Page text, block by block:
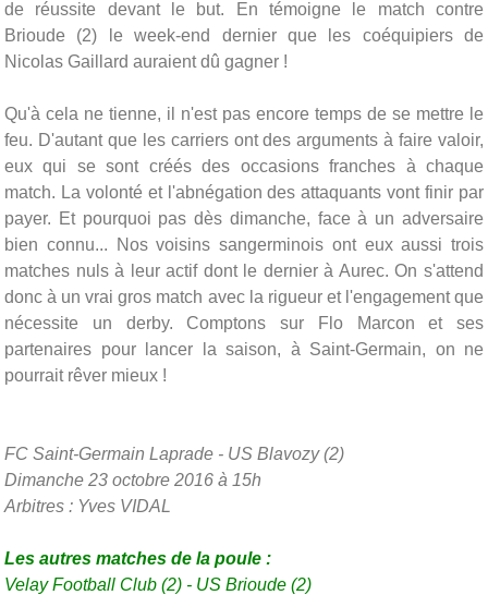
de réussite devant le but. En témoigne le match contre
Brioude (2) le week-end dernier que les coéquipiers de
Nicolas Gaillard auraient dû gagner !
Qu'à cela ne tienne, il n'est pas encore temps de se mettre le
feu. D'autant que les carriers ont des arguments à faire valoir,
eux qui se sont créés des occasions franches à chaque
match. La volonté et l'abnégation des attaquants vont finir par
payer. Et pourquoi pas dès dimanche, face à un adversaire
bien connu... Nos voisins sangerminois ont eux aussi trois
matches nuls à leur actif dont le dernier à Aurec. On s'attend
donc à un vrai gros match avec la rigueur et l'engagement que
nécessite un derby. Comptons sur Flo Marcon et ses
partenaires pour lancer la saison, à Saint-Germain, on ne
pourrait rêver mieux !
FC Saint-Germain Laprade - US Blavozy (2)
Dimanche 23 octobre 2016 à 15h
Arbitres : Yves VIDAL
Les autres matches de la poule :
Velay Football Club (2) - US Brioude (2)